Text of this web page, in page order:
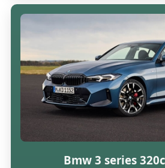
Bmw 3 series